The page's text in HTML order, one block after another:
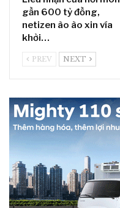
gần 600 tỷ đồng,
netizen ào ào xin vía
khởi…
PREV NEXT